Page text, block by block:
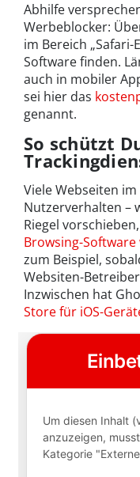
Abhilfe
Werbeblocker:
im Bereich
Software finden.
auch in mobiler
sei hier das
genannt.
So schützt
Viele Webseiten
Nutzerverhalten –
Riegel
Browsing-
zum Beispiel,
Websiten-
Inzwischen hat
Store für iOS-